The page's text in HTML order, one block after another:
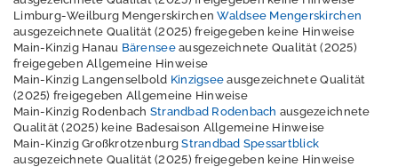
K
n
t
a
k
t
Limburg-Weilburg MengerskirchenWaldsee Mengerskirchen
ausgezeichnete Qualität (2025) freigegeben keine Hinweise
Main-Kinzig Hanau Bärenseeausgezeichnete Qualität (2025)
freigegeben Allgemeine Hinweise
Main-Kinzig Langenselbold Kinzigseeausgezeichnete Qualität
(2025) freigegeben Allgemeine Hinweise
Main-Kinzig Rodenbach Strandbad Rodenbach ausgezeichnete
Qualität (2025) keine Badesaison Allgemeine Hinweise
Main-Kinzig GroßkrotzenburgStrandbad Spessartblick
ausgezeichnete Qualität (2025) freigegeben keine Hinweise